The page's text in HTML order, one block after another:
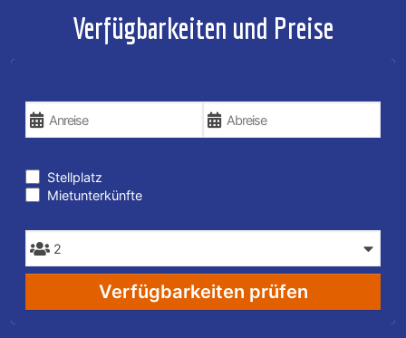
Verfügbarkeiten und Preise
Stellplatz
Mietunterkünfte
Verfügbarkeiten prüfen